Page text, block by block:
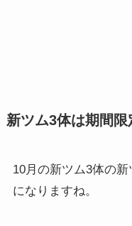
新ツム3体は期間限
10月の新ツム3体の
になりますね。